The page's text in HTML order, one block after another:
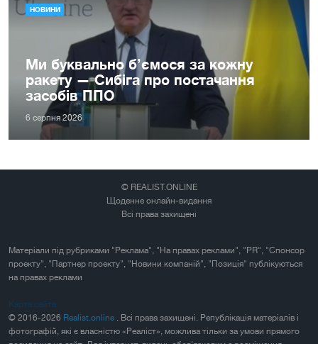
НОВИНИ
Ми буквально б’ємося за кожну
ракету — Сибіга про постачання
засобів ППО
6 серпня 2026
© REALIST.ONLINE
Щоденне онлайн-видання
Всі права захищені
Матеріали під рубриками "Реклама", "На правах реклами", "PR", "Спонсор
проекту", "Партнер проекту", "Новини компаній", "Позиція" публікуються
на правах реклами
Карта сайта
© 2016-2026 Realist.online . Всі права захищені. Републікація матеріалів і
фотографій, які є власністю «Реаліст», можлива тільки за умови прямого